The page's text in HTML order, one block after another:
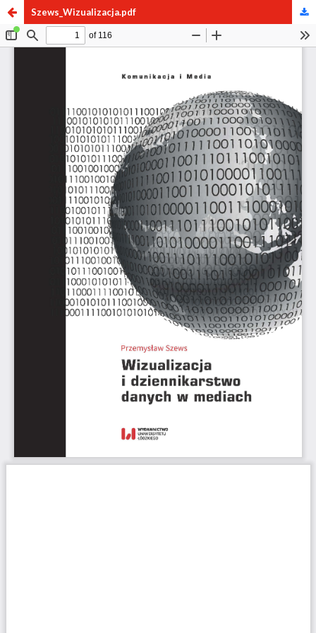
Szews_Wizualizacja.pdf